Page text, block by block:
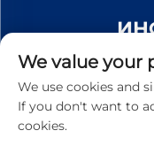
Запишете се, за
We value your
We use cookies and
If you don't want to
cookies.